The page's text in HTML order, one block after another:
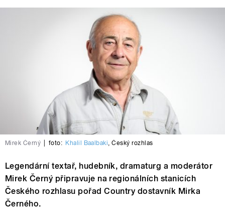
Mirek Černý foto: Khalil Baalbaki,Český rozhlas
Legendární textař, hudebník, dramaturg a moderátor
Mirek Černý připravuje na regionálních stanicích
Českého rozhlasu pořad Country dostavník Mirka
Černého.